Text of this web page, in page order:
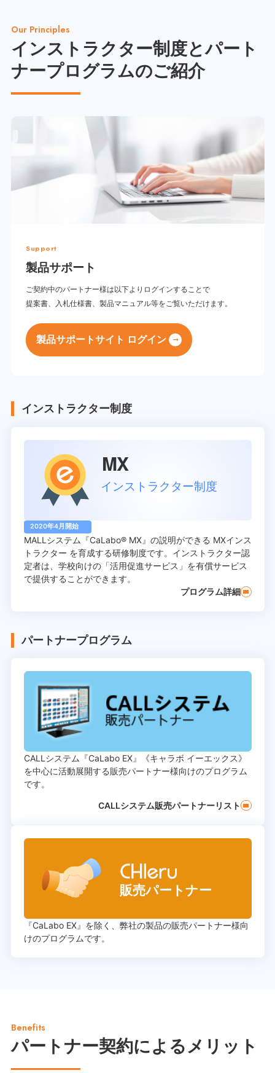
Our Principles
インストラクター制度とパート
ナープログラムのご紹介
Support
製品サポート
ご契約中のパートナー様は以下よりログインすることで
提案書、入札仕様書、製品マニュアル等をご覧いただけます。
製品サポートサイト ログイン
インストラクター制度
2020年4月開始
MALLシステム『CaLabo®︎ MX』の説明ができる MXインス
トラクター を育成する研修制度です。インストラクター認
定者は、学校向けの「活用促進サービス」を有償サービス
で提供することができます。
プログラム詳細
パートナープログラム
CALLシステム『CaLabo EX』《キャラボ イーエックス》
を中心に活動展開する販売パートナー様向けのプログラム
です。
CALLシステム販売パートナーリスト
『CaLabo EX』を除く、弊社の製品の販売パートナー様向
けのプログラムです。
Benefits
パートナー契約によるメリット